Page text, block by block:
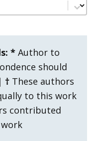
*Author to
should
†These authors
to this work
contributed